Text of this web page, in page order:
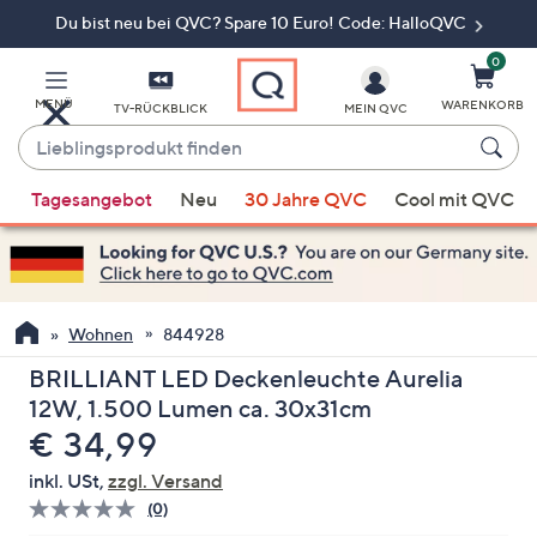
Du bist neu bei QVC? Spare 10 Euro! Code: HalloQVC
MENÜ TV-RÜCKBLICK
Lieblingsprodukt
finden
Vorschläge
verfügbar
sind,
verwenden
Sie
die
Pfeiltasten
nach
oben
und
nach
MEIN QVC
0
WARENKORB
Tagesangebot Neu 30 Jahre QVC Cool mit QVC
Wohnen 844928
BRILLIANT LED Deckenleuchte Aurelia
12W, 1.500 Lumen ca. 30x31cm
Gelöscht
€ 34,99
inkl. USt, zzgl. Versand
Bisher
(0)